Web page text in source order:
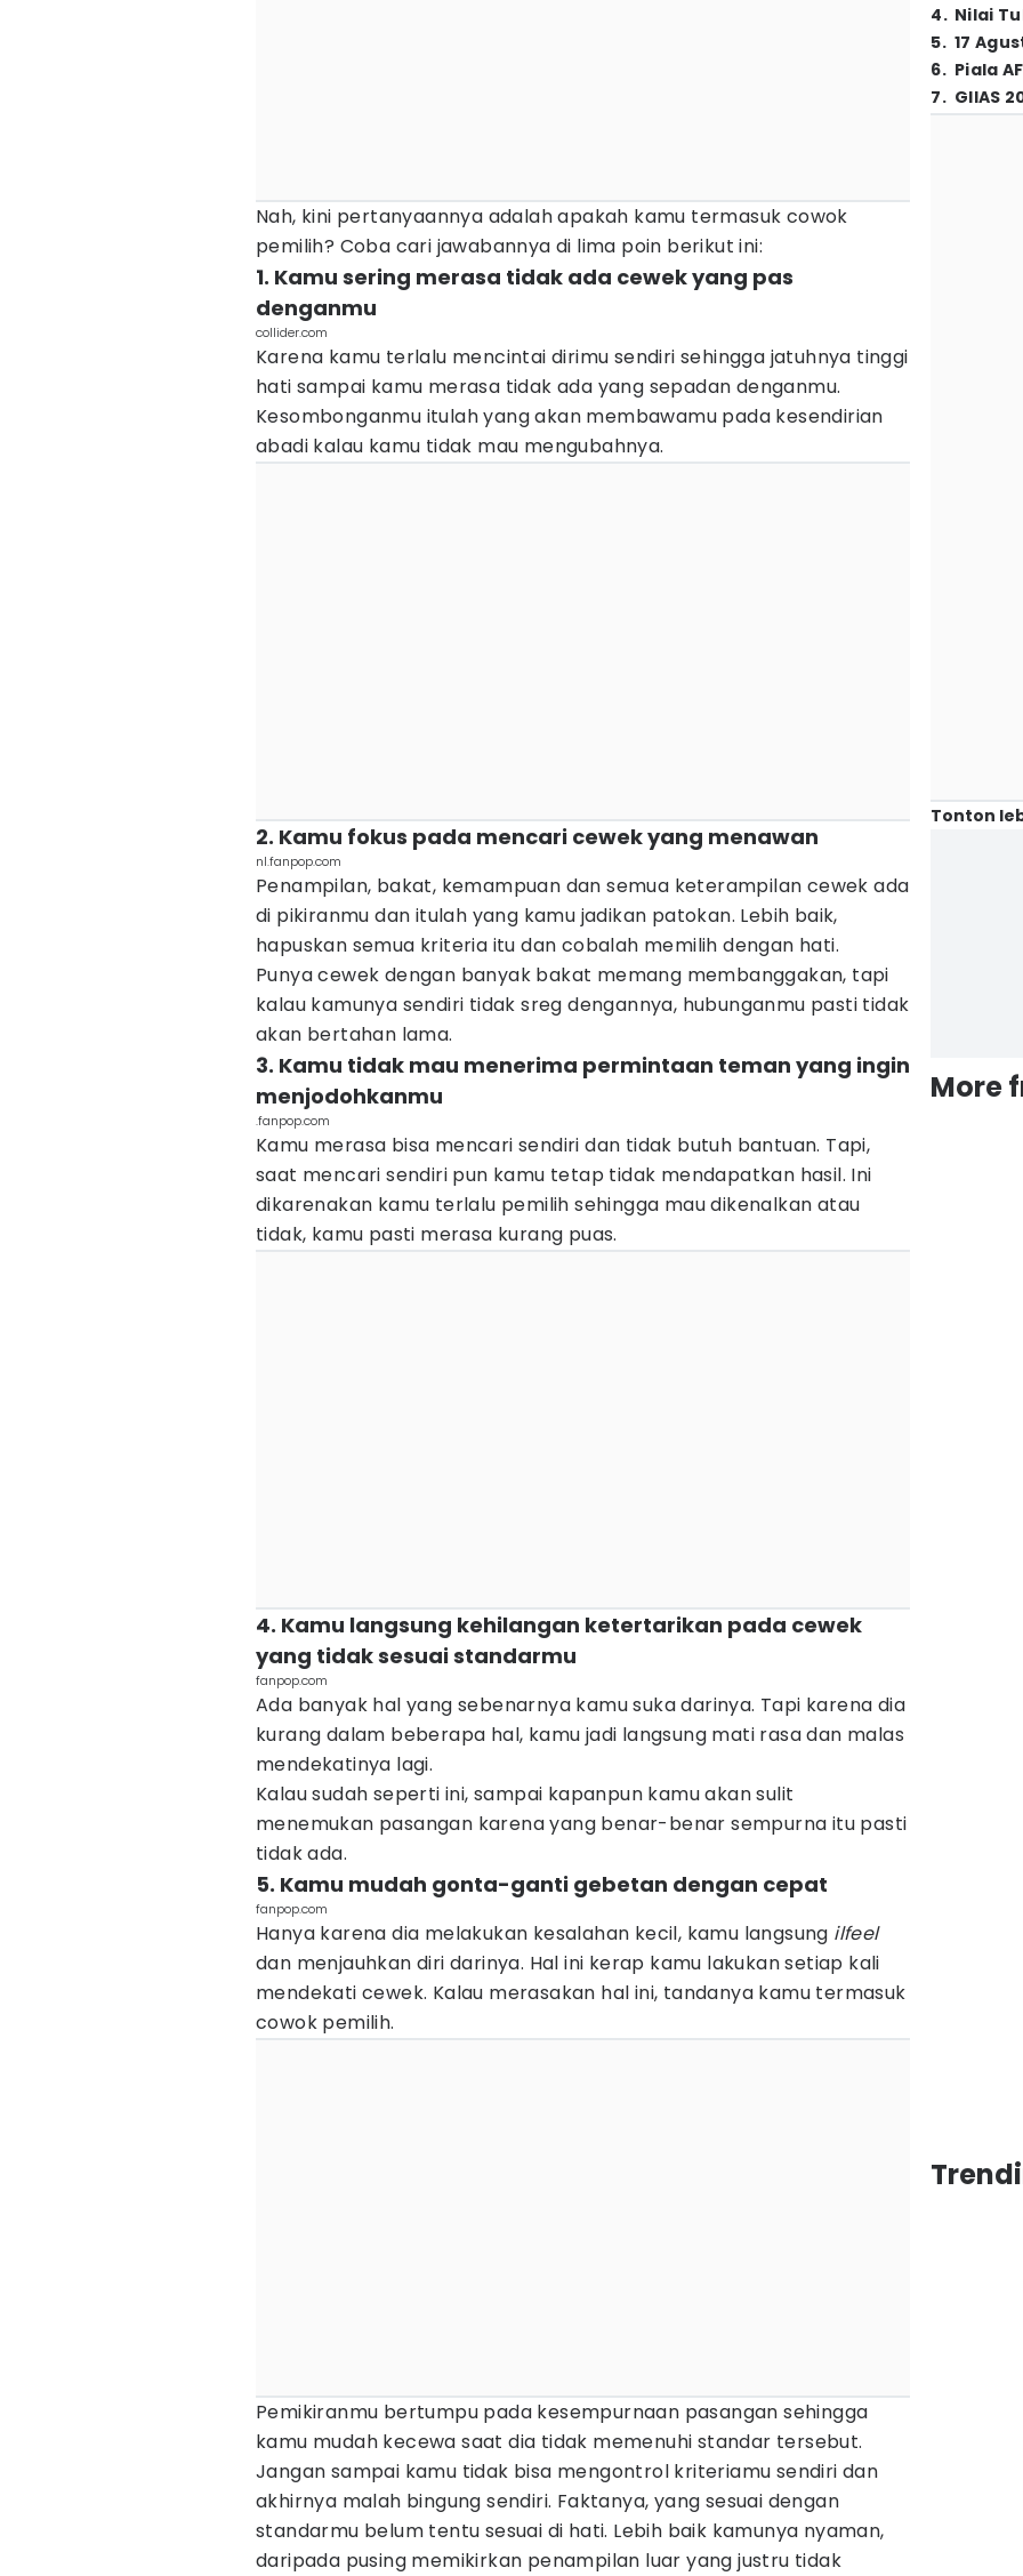
Nah, kini pertanyaannya adalah apakah kamu termasuk cowok
pemilih? Coba cari jawabannya di lima poin berikut ini:
1. Kamu sering merasa tidak ada cewek yang pas
denganmu
collider.com
Karena kamu terlalu mencintai dirimu sendiri sehingga jatuhnya tinggi
hati sampai kamu merasa tidak ada yang sepadan denganmu.
Kesombonganmu itulah yang akan membawamu pada kesendirian
abadi kalau kamu tidak mau mengubahnya.
2. Kamu fokus pada mencari cewek yang menawan
nl.fanpop.com
Penampilan, bakat, kemampuan dan semua keterampilan cewek ada
di pikiranmu dan itulah yang kamu jadikan patokan. Lebih baik,
hapuskan semua kriteria itu dan cobalah memilih dengan hati.
Punya cewek dengan banyak bakat memang membanggakan, tapi
kalau kamunya sendiri tidak sreg dengannya, hubunganmu pasti tidak
akan bertahan lama.
3. Kamu tidak mau menerima permintaan teman yang ingin
menjodohkanmu
.fanpop.com
Kamu merasa bisa mencari sendiri dan tidak butuh bantuan. Tapi,
saat mencari sendiri pun kamu tetap tidak mendapatkan hasil. Ini
dikarenakan kamu terlalu pemilih sehingga mau dikenalkan atau
tidak, kamu pasti merasa kurang puas.
4. Kamu langsung kehilangan ketertarikan pada cewek
yang tidak sesuai standarmu
fanpop.com
Ada banyak hal yang sebenarnya kamu suka darinya. Tapi karena dia
kurang dalam beberapa hal, kamu jadi langsung mati rasa dan malas
mendekatinya lagi.
Kalau sudah seperti ini, sampai kapanpun kamu akan sulit
menemukan pasangan karena yang benar-benar sempurna itu pasti
tidak ada.
5. Kamu mudah gonta-ganti gebetan dengan cepat
fanpop.com
Hanya karena dia melakukan kesalahan kecil, kamu langsung ilfeel
dan menjauhkan diri darinya. Hal ini kerap kamu lakukan setiap kali
mendekati cewek. Kalau merasakan hal ini, tandanya kamu termasuk
cowok pemilih.
Pemikiranmu bertumpu pada kesempurnaan pasangan sehingga
kamu mudah kecewa saat dia tidak memenuhi standar tersebut.
Jangan sampai kamu tidak bisa mengontrol kriteriamu sendiri dan
akhirnya malah bingung sendiri. Faktanya, yang sesuai dengan
standarmu belum tentu sesuai di hati. Lebih baik kamunya nyaman,
daripada pusing memikirkan penampilan luar yang justru tidak
4. Nilai
5. 17
6. Piala
7. GIIAS
Tonton
More